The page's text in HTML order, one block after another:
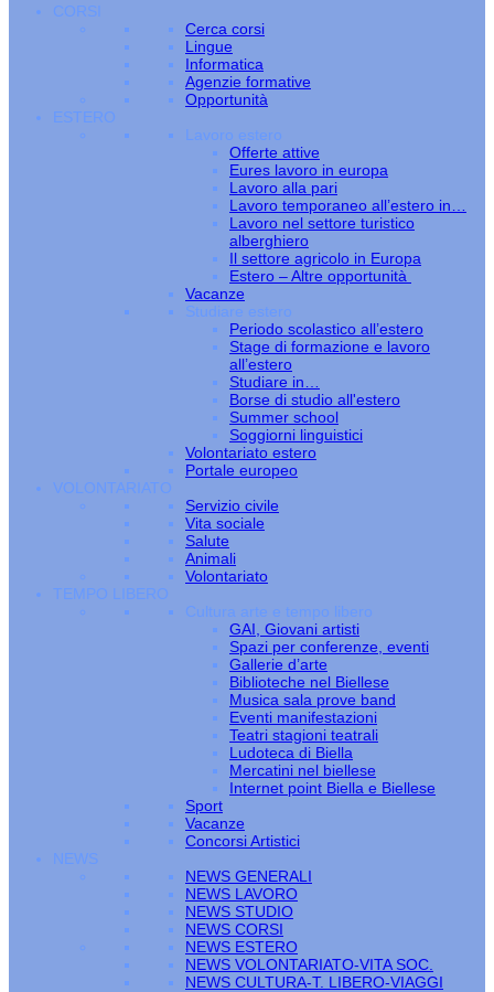
CORSI
Cerca corsi
Lingue
Informatica
Agenzie formative
Opportunità
ESTERO
Lavoro estero
Offerte attive
Eures lavoro in europa
Lavoro alla pari
Lavoro temporaneo all’estero in…
Lavoro nel settore turistico
alberghiero
Il settore agricolo in Europa
Estero – Altre opportunità
Vacanze
Studiare estero
Periodo scolastico all’estero
Stage di formazione e lavoro
all’estero
Studiare in…
Borse di studio all'estero
Summer school
Soggiorni linguistici
Volontariato estero
Portale europeo
VOLONTARIATO
Servizio civile
Vita sociale
Salute
Animali
Volontariato
TEMPO LIBERO
Cultura arte e tempo libero
GAI, Giovani artisti
Spazi per conferenze, eventi
Gallerie d’arte
Biblioteche nel Biellese
Musica sala prove band
Eventi manifestazioni
Teatri stagioni teatrali
Ludoteca di Biella
Mercatini nel biellese
Internet point Biella e Biellese
Sport
Vacanze
Concorsi Artistici
NEWS
NEWS GENERALI
NEWS LAVORO
NEWS STUDIO
NEWS CORSI
NEWS ESTERO
NEWS VOLONTARIATO-VITA SOC.
NEWS CULTURA-T. LIBERO-VIAGGI